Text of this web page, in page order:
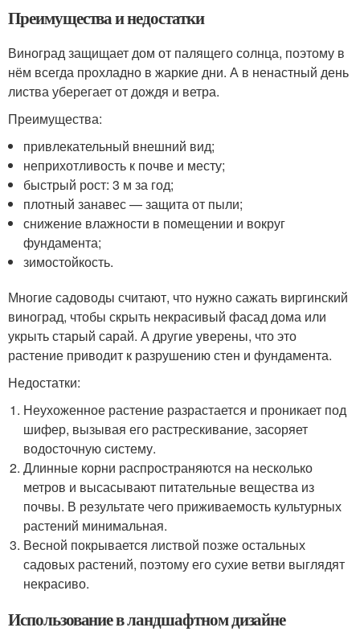
Преимущества и недостатки
Виноград защищает дом от палящего солнца, поэтому в
нём всегда прохладно в жаркие дни. А в ненастный день
листва уберегает от дождя и ветра.
Преимущества:
привлекательный внешний вид;
неприхотливость к почве и месту;
быстрый рост: 3 м за год;
плотный занавес — защита от пыли;
снижение влажности в помещении и вокруг
фундамента;
зимостойкость.
Многие садоводы считают, что нужно сажать виргинский
виноград, чтобы скрыть некрасивый фасад дома или
укрыть старый сарай. А другие уверены, что это
растение приводит к разрушению стен и фундамента.
Недостатки:
Неухоженное растение разрастается и проникает под
шифер, вызывая его растрескивание, засоряет
водосточную систему.
Длинные корни распространяются на несколько
метров и высасывают питательные вещества из
почвы. В результате чего приживаемость культурных
растений минимальная.
Весной покрывается листвой позже остальных
садовых растений, поэтому его сухие ветви выглядят
некрасиво.
Использование в ландшафтном дизайне